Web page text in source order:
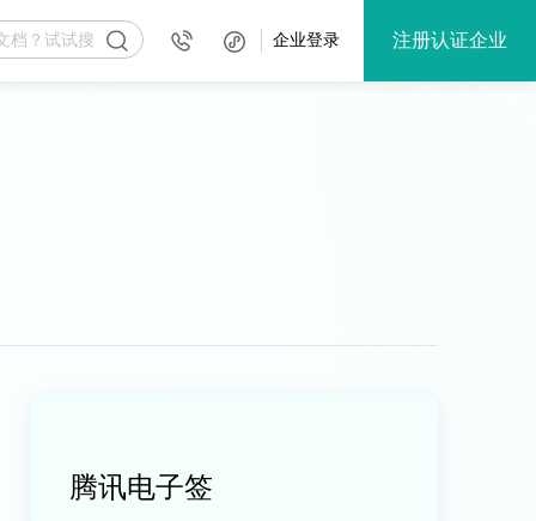
企业登录 注册认证企业
腾讯电子签